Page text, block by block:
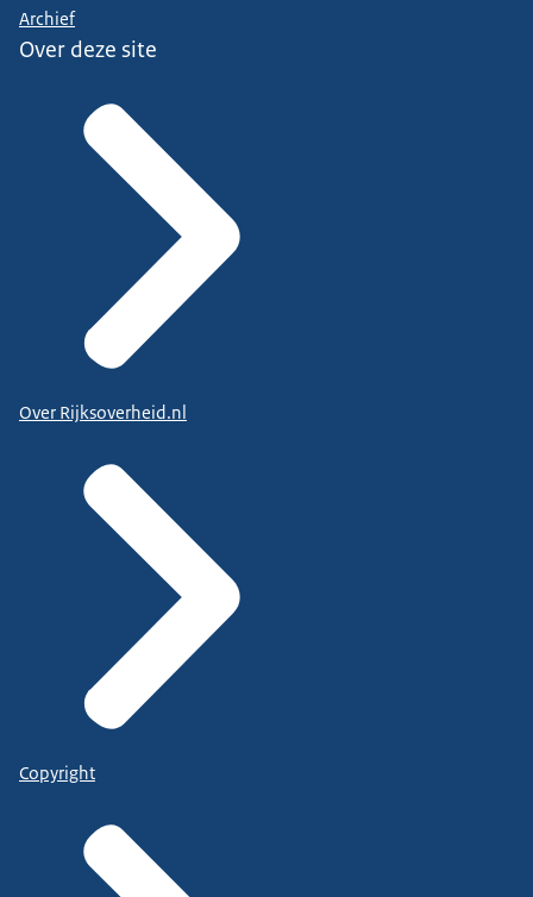
Archief
Over deze site
Over Rijksoverheid.nl
Copyright